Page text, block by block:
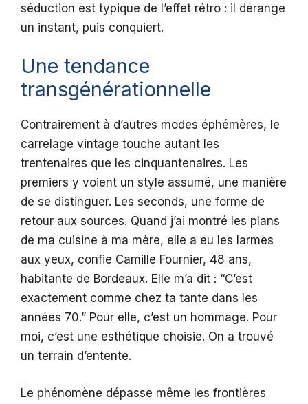
séduction est typique de l’effet rétro : il dérange
un instant, puis conquiert.
Une tendance
transgénérationnelle
Contrairement à d’autres modes éphémères, le
carrelage vintage touche autant les
trentenaires que les cinquantenaires. Les
premiers y voient un style assumé, une manière
de se distinguer. Les seconds, une forme de
retour aux sources. Quand j’ai montré les plans
de ma cuisine à ma mère, elle a eu les larmes
aux yeux, confie Camille Fournier, 48 ans,
habitante de Bordeaux. Elle m’a dit : “C’est
exactement comme chez ta tante dans les
années 70.” Pour elle, c’est un hommage. Pour
moi, c’est une esthétique choisie. On a trouvé
un terrain d’entente.
Le phénomène dépasse même les frontières